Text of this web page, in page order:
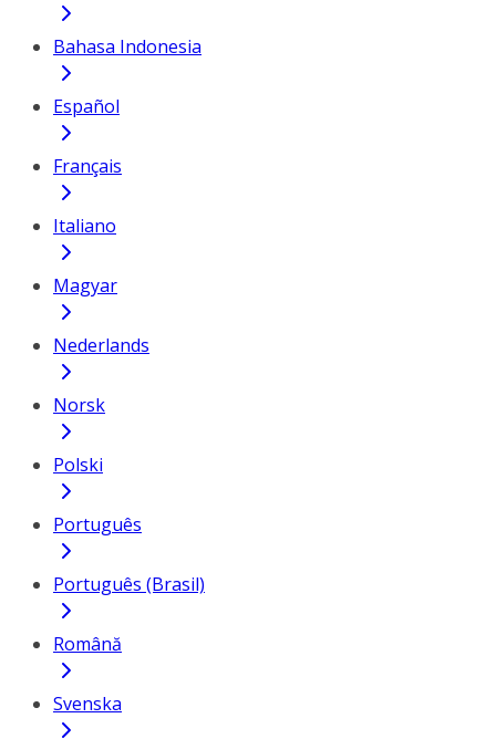
Bahasa Indonesia
Español
Français
Italiano
Magyar
Nederlands
Norsk
Polski
Português
Português (Brasil)
Română
Svenska